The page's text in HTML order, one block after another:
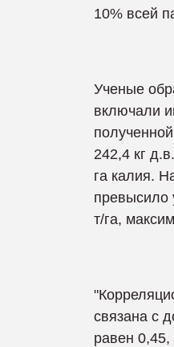
10% всей
Ученые
включали
242,4 кг
га калия.
превысило
т/га,
связана с
равен 0,45,